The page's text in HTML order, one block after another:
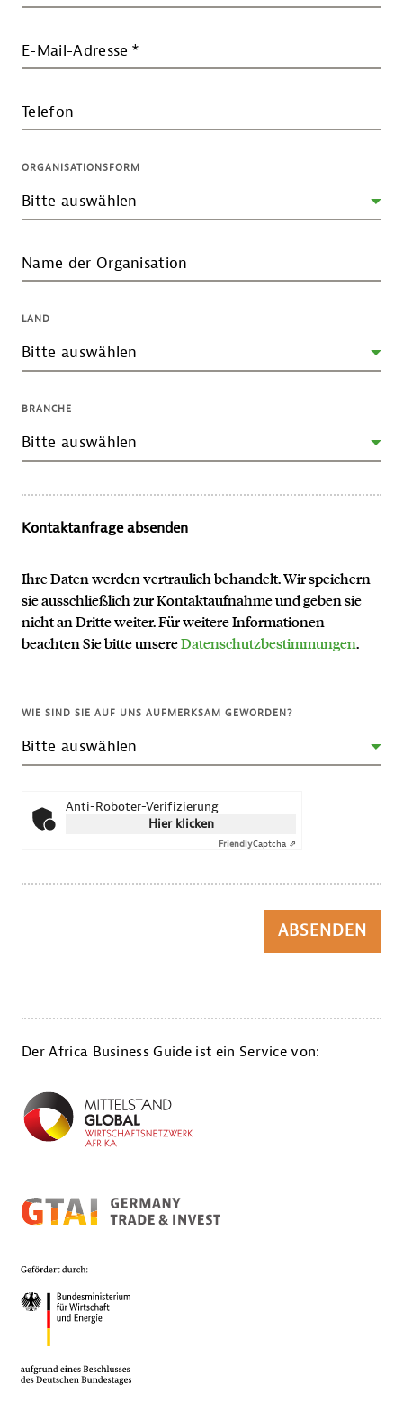
E-Mail-Adresse *
Telefon
ORGANISATIONSFORM
Name der Organisation
LAND
BRANCHE
Kontaktanfrage absenden
Ihre Daten werden vertraulich behandelt. Wir speichern
sie ausschließlich zur Kontaktaufnahme und geben sie
nicht an Dritte weiter. Für weitere Informationen
beachten Sie bitte unsereDatenschutzbestimmungen.
WIE SIND SIE AUF UNS AUFMERKSAM GEWORDEN?
Anti-Roboter-Verifizierung
Hier klicken
FriendlyCaptcha ⇗
ABSENDEN
Der Africa Business Guide ist ein Service von: